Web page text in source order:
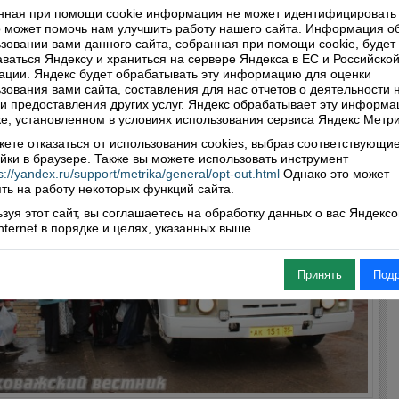
вошло в привычку срывать злость на других. И если бы
лишь единичный случай…
Читать далее
0 Просмотры: 5468
при помощи cookie информация не может идентифицировать
может помочь нам улучшить работу нашего сайта. Информация
вами данного сайта, собранная при помощи cookie, будет
Яндексу и храниться на сервере Яндекса в ЕС и Российской
Яндекс будет обрабатывать эту информацию для оценки
вами сайта, составления для нас отчетов о деятельности
предоставления других услуг. Яндекс обрабатывает эту
установленном в условиях использования сервиса Яндекс
отказаться от использования cookies, выбрав
в браузере. Также вы можете использовать инструмент
yandex.ru/support/metrika/general/opt-out.html Однако это может
на работу некоторых функций сайта.
этот сайт, вы соглашаетесь на обработку данных о вас
в порядке и целях, указанных выше.
Принять